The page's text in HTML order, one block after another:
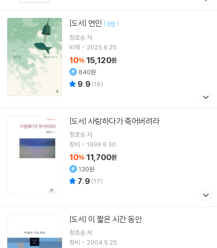
[도서] 연인 [ 양장]
정호승저
비채
2025.6.25.
10% 15,120원
840원
9.9 (16)
[도서] 사랑하다가 죽어버려라
정호승저
창비
1999.9.30.
10% 11,700원
130원
7.9 (17)
[도서] 이 짧은 시간 동안
정호승저
창비
2004.5.25.